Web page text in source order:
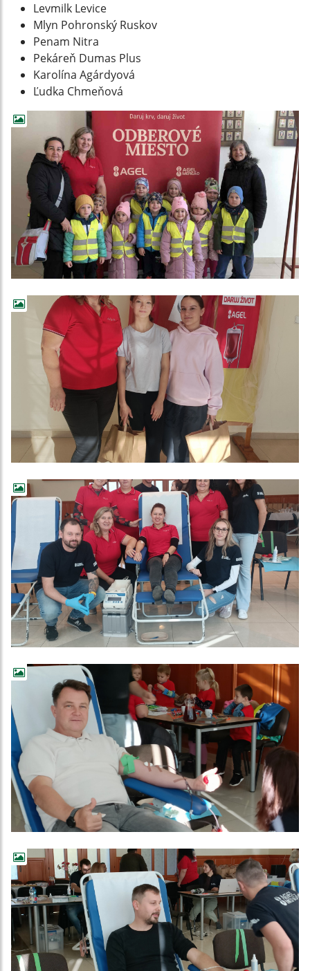
Levmilk Levice
Mlyn Pohronský Ruskov
Penam Nitra
Pekáreň Dumas Plus
Karolína Agárdyová
Ľudka Chmeňová